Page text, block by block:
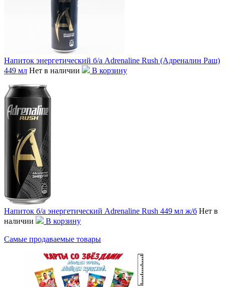
Напиток энергетический б/а Adrenaline Rush (Адреналин Раш)
449 мл Нет в наличии В корзину
Напиток б/а энергетический Adrenaline Rush 449 мл ж/б Нет в
наличии
В корзину
Самые продаваемые товары